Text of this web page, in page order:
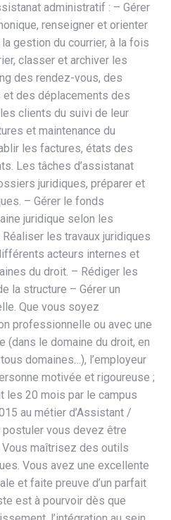
administratif : – Gérer
renseigner et orienter
gestion du courrier, à la fois
classer et archiver les
des rendez-vous, des
des déplacements des
clients du suivi de leur
et maintenance du
les factures, états des
Les tâches d’assistanat
juridiques, préparer et
– Gérer le fonds
juridique selon les
les travaux juridiques
acteurs internes et
du droit. – Rédiger les
la structure – Gérer un
Que vous soyez
professionnelle ou avec une
le domaine du droit, en
domaines…), l’employeur
motivée et rigoureuse ;
les 20 mois par le campus
au métier d’Assistant /
vous devez être
Vous maîtrisez des outils
Vous avez une excellente
et faite preuve d’un parfait
est à pourvoir dès que